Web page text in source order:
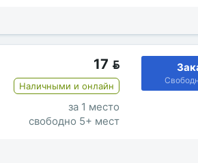
17 
Наличными и онлайн
за 1 место
свободно 5+ мест